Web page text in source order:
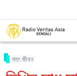
মহৎ জীবন